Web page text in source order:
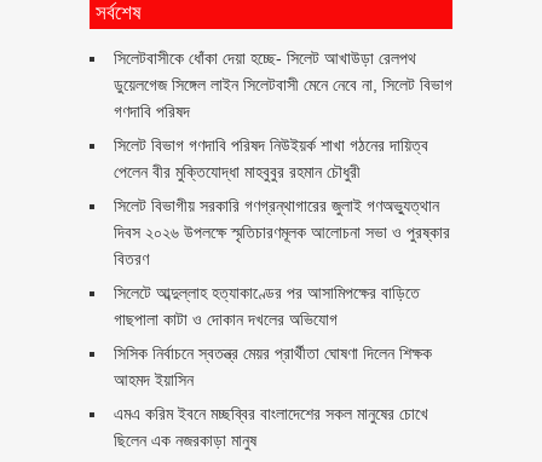
সর্বশেষ
‎সিলেটবাসীকে ধোঁকা দেয়া হচ্ছে- সিলেট আখাউড়া রেলপথ
ডুয়েলগেজ সিঙ্গেল লাইন সিলেটবাসী মেনে নেবে না, সিলেট বিভাগ
গণদাবি পরিষদ
সিলেট বিভাগ গণদাবি পরিষদ নিউইয়র্ক শাখা গঠনের দায়িত্ব
পেলেন বীর মুক্তিযোদ্ধা মাহবুবুর রহমান চৌধুরী ‎ ‎
সিলেট বিভাগীয় সরকারি গণগ্রন্থাগারের জুলাই গণঅভ্যুত্থান
দিবস ২০২৬ উপলক্ষে স্মৃতিচারণমূলক আলোচনা সভা ও পুরষ্কার
বিতরণ ‎ ‎
সিলেটে আব্দুল্লাহ হত্যাকাণ্ডের পর আসামিপক্ষের বাড়িতে
গাছপালা কাটা ও দোকান দখলের অভিযোগ
সিসিক নির্বাচনে স্বতন্ত্র মেয়র প্রার্থীতা ঘোষণা দিলেন শিক্ষক
আহমদ ইয়াসিন
এমএ করিম ইবনে মচ্ছব্বির বাংলাদেশের সকল মানুষের চোখে
ছিলেন এক নজরকাড়া মানুষ ‎